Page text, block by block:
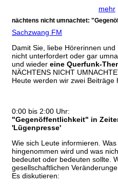
mehr
nächtens nicht umnachtet:
Sachzwang FM
Damit Sie, liebe Hörerinnen
nicht unterfordert oder gar
und wieder eine Querfunk-
NÄCHTENS NICHT
Heute werden wir zwei Beiträge
0:00 bis 2:00 Uhr:
"Gegenöffentlichkeit" in
'Lügenpresse'
Wie sich Leute informieren.
hingenommen wird und was
bedeutet oder bedeuten sollte.
gesellschaftlichen
Es diskutieren: